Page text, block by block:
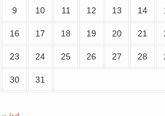
9 10 11 12 13 14
16 17 18 19 20 21
23 24 25 26 27 28
30 31